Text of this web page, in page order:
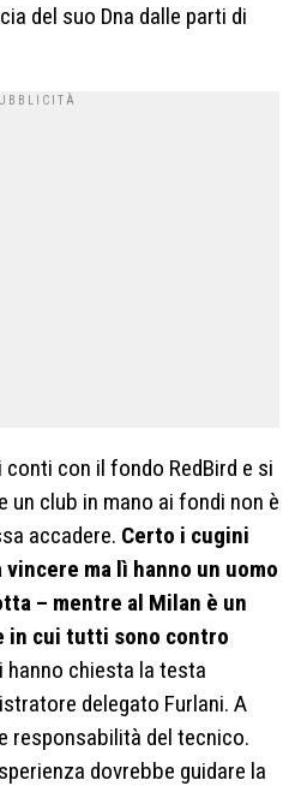
del suo Dna dalle parti di
con il fondo RedBird e si
un club in mano ai fondi non è
accadere. Certo i cugini
ma lì hanno un uomo
– mentre al Milan è un
in cui tutti sono contro
chiesta la testa
delegato Furlani. A
responsabilità del tecnico.
dovrebbe guidare la